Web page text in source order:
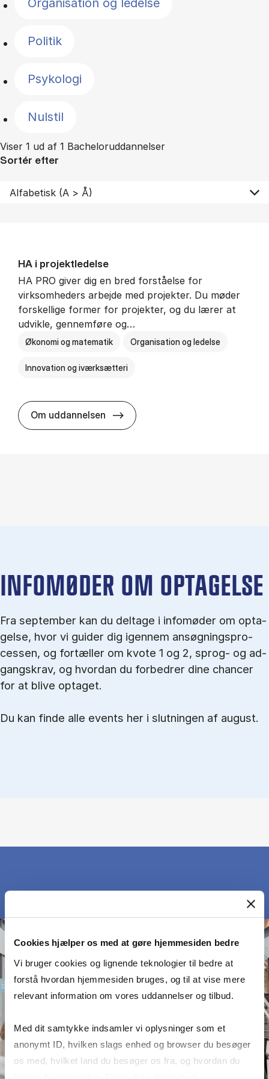
Cookies hjælper os med at gøre hjemmesiden bedre
Vi bruger cookies og lignende teknologier til bedre at
forstå hvordan hjemmesiden bruges, og til at vise mere
relevant information om vores uddannelser og tilbud.
Med dit samtykke indsamler vi oplysninger som et
anonymt ID, hvilken slags enhed og browser du besøger
os med, hvilket land du besøger os fra, og hvordan du
Organisation og ledelse
Politik
Psykologi
Nulstil
Viser 1 ud af 1 Bacheloruddannelser
Sortér efter
HA i pro­jekt­le­del­se
HA PRO giver dig en bred forståelse for
virksomheders arbejde med projekter. Du møder
forskellige former for projekter, og du lærer at
udvikle, gennemføre og…
Økonomi og matematik Organisation og ledelse
Innovation og iværksætteri
Om uddannelsen HA i pro­jekt­le­del­se
IN­FO­MØ­DER OM OP­TA­GEL­SE
Fra september kan du del­tage i in­fo­mø­der om op­ta­
gel­se, hvor vi gu­i­der dig igen­nem an­søg­nings­pro­
ces­sen, og for­tæl­ler om kvo­te 1 og 2, sprog- og ad­
gangs­krav, og hvordan du forbedrer dine chancer
for at blive optaget.
Du kan finde alle events her i slutningen af august.